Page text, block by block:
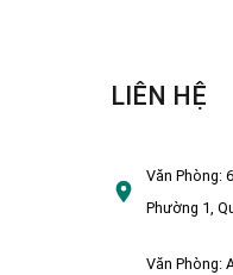
LIÊN HỆ
Văn Phòng:
Phường 1,
Văn Phòng: